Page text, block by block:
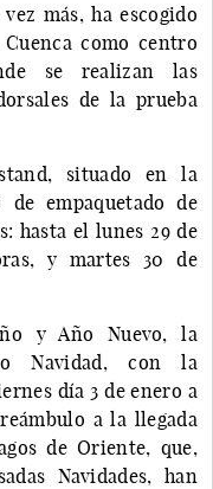
más, ha escogido
como centro
se realizan las
de la prueba
situado en la
empaquetado de
hasta el lunes 29 de
y martes 30 de
y Año Nuevo, la
Navidad, con la
día 3 de enero a
a la llegada
de Oriente, que,
Navidades, han